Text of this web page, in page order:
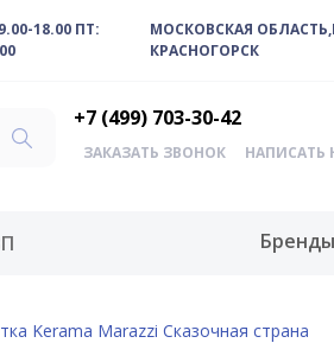
18.00 ПТ:
МОСКОВСКАЯ
КРАСНОГОРСК
+7 (499) 703-30-42
ЗАКАЗАТЬ ЗВОНОК НАПИСАТЬ
Бренды
Kerama Marazzi Сказочная страна